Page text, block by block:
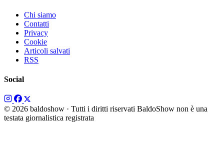
Chi siamo
Contatti
Privacy
Cookie
Articoli salvati
RSS
Social
© 2026 baldoshow · Tutti i diritti riservati BaldoShow non è una
testata giornalistica registrata